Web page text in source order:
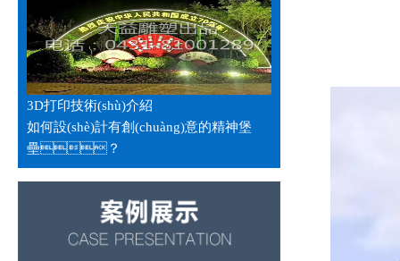
3D打印技術(shù)介紹
如何設(shè)計有創(chuàng)意的精神堡
壘？